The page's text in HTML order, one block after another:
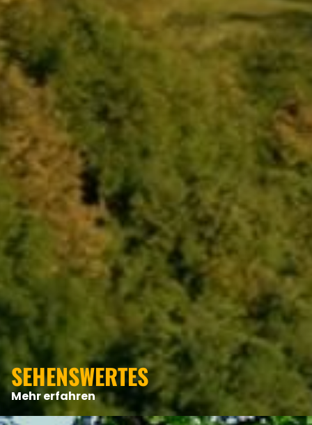
REGIONEN
REISEFÜHRER
REISEMAGAZINE
THEMEN
ANGEBOTE
SEHENSWERTES
Mehr erfahren